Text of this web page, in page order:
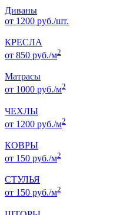
Диваны
от 1200 руб./шт.
КРЕСЛА
от 850 руб./м2
Матрасы
от 1000 руб./м2
ЧЕХЛЫ
от 1200 руб./м2
КОВРЫ
от 150 руб./м2
СТУЛЬЯ
от 150 руб./м2